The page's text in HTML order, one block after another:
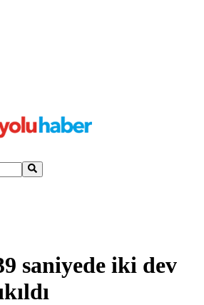
saniyede iki dev